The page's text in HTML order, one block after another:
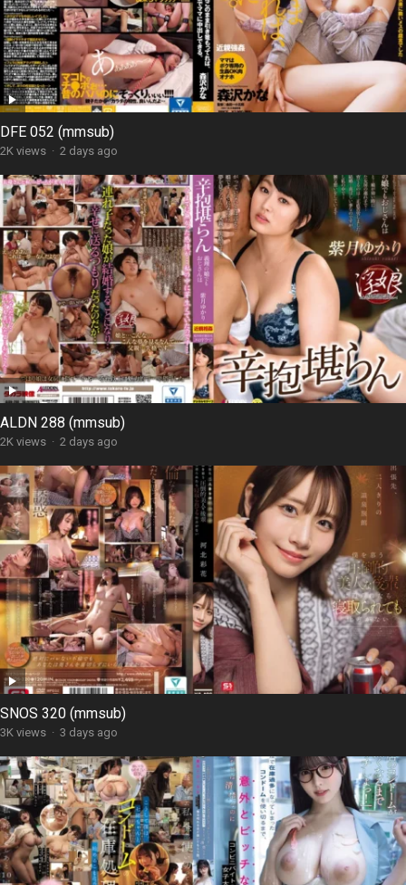
DFE 052 (mmsub)
2K views · 2 days ago
ALDN 288 (mmsub)
2K views · 2 days ago
SNOS 320 (mmsub)
3K views · 3 days ago